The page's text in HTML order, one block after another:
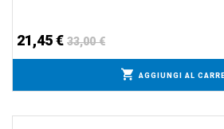
21,45 € 33,00 €
AGGIUNGI AL